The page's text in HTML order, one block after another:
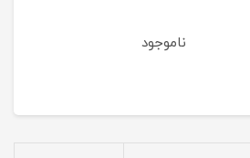
ناموجود